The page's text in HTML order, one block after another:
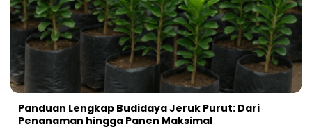
Panduan Lengkap Budidaya Jeruk Purut: Dari
Penanaman hingga Panen Maksimal